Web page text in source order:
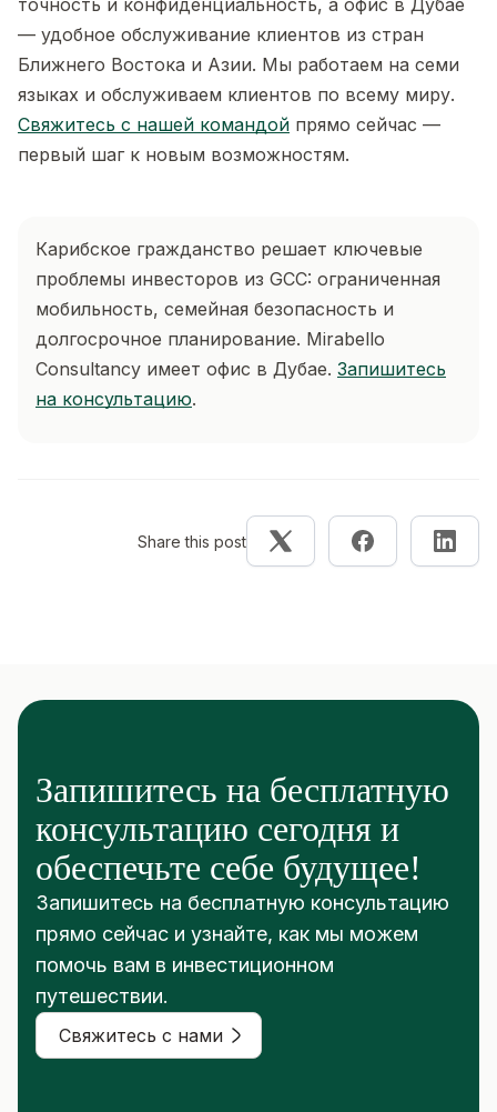
точность и конфиденциальность, а офис в Дубае
— удобное обслуживание клиентов из стран
Ближнего Востока и Азии. Мы работаем на семи
языках и обслуживаем клиентов по всему миру.
Свяжитесь с нашей командой прямо сейчас —
первый шаг к новым возможностям.
Карибское гражданство решает ключевые
проблемы инвесторов из GCC: ограниченная
мобильность, семейная безопасность и
долгосрочное планирование. Mirabello
Consultancy имеет офис в Дубае. Запишитесь
на консультацию.
Share this post
Запишитесь на бесплатную
консультацию сегодня и
обеспечьте себе будущее!
Запишитесь на бесплатную консультацию
прямо сейчас и узнайте, как мы можем
помочь вам в инвестиционном
путешествии.
Свяжитесь с нами